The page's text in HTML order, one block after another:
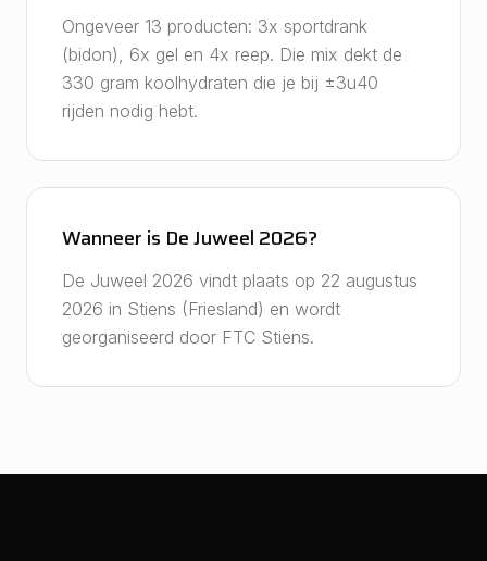
Ongeveer 13 producten: 3x sportdrank
(bidon), 6x gel en 4x reep. Die mix dekt de
330 gram koolhydraten die je bij ±3u40
rijden nodig hebt.
Wanneer is De Juweel 2026?
De Juweel 2026 vindt plaats op 22 augustus
2026 in Stiens (Friesland) en wordt
georganiseerd door FTC Stiens.